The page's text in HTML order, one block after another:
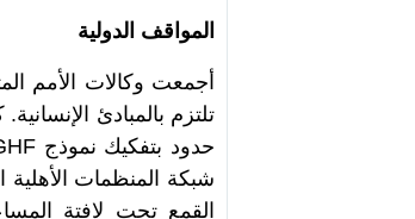
المواقف الدولية
أجمعت وكالات الأمم
تلتزم بالمبادئ
حدود بتفكيك نموذج
شبكة المنظمات الأهلية
القمع تحت لافتة